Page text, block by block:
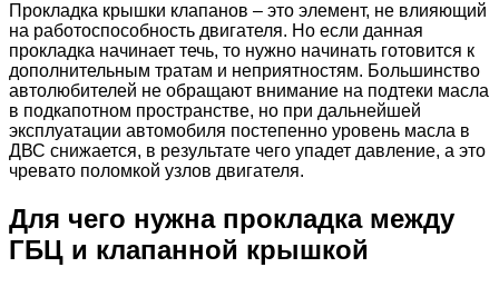
Прокладка крышки клапанов – это элемент, не влияющий
на работоспособность двигателя. Но если данная
прокладка начинает течь, то нужно начинать готовится к
дополнительным тратам и неприятностям. Большинство
автолюбителей не обращают внимание на подтеки масла
в подкапотном пространстве, но при дальнейшей
эксплуатации автомобиля постепенно уровень масла в
ДВС снижается, в результате чего упадет давление, а это
чревато поломкой узлов двигателя.
Для чего нужна прокладка между
ГБЦ и клапанной крышкой